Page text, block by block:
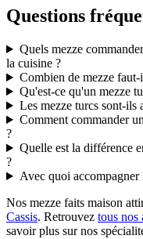
Questions
Quels mezze
la cuisine ?
Combien de mezze
Qu'est-ce qu'un mezze
Les mezze turcs sont-ils
Comment commander
?
Quelle est la différence
?
Avec quoi accompagner
Nos mezze faits maison
Cassis. Retrouvez tous nos
savoir plus sur nos